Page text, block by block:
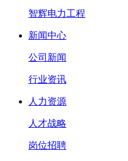
智辉电力工程
新闻中心
公司新闻
行业资讯
人力资源
人才战略
岗位招聘